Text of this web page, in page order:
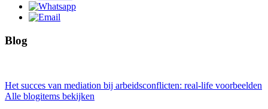
Blog
Het succes van mediation bij arbeidsconflicten: real-life voorbeelden
Alle blogitems bekijken